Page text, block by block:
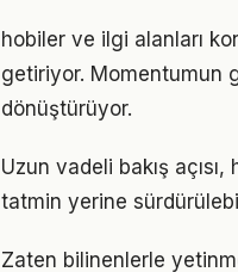
hobiler ve ilgi alanları
getiriyor. Momentumun
dönüştürüyor.
Uzun vadeli bakış
tatmin yerine
Zaten bilinenlerle